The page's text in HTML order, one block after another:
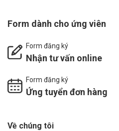
Form dành cho ứng viên
Form đăng ký
Nhận tư vấn online
Form đăng ký
Ứng tuyển đơn hàng
Về chúng tôi